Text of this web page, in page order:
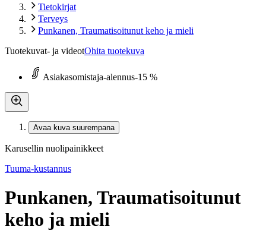
Tietokirjat
Terveys
Punkanen, Traumatisoitunut keho ja mieli
Tuotekuvat- ja videotOhita tuotekuva
Asiakasomistaja-alennus-15 %
Avaa kuva suurempana
Karusellin nuolipainikkeet
Tuuma-kustannus
Punkanen, Traumatisoitunut
keho ja mieli